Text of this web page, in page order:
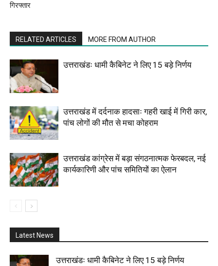
गिरफ्तार
RELATED ARTICLES MORE FROM AUTHOR
उत्तराखंडः धामी कैबिनेट ने लिए 15 बड़े निर्णय
उत्तराखंड में दर्दनाक हादसाः गहरी खाई में गिरी कार,
पांच लोगों की मौत से मचा कोहराम
उत्तराखंड कांग्रेस में बड़ा संगठनात्मक फेरबदल, नई
कार्यकारिणी और पांच समितियों का ऐलान
Latest News
उत्तराखंडः धामी कैबिनेट ने लिए 15 बड़े निर्णय